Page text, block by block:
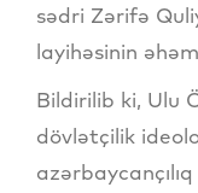
sədri Zərifə
layihəsinin
Bildirilib ki, Ulu
dövlətçilik